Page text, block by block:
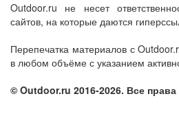
Outdoor.ru не несет
сайтов, на которые даются
Перепечатка материалов с
в любом объёме с указанием
© Outdoor.ru 2016-2026. Все